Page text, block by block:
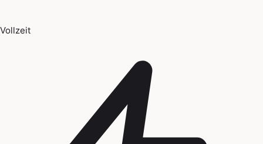
Vollzeit